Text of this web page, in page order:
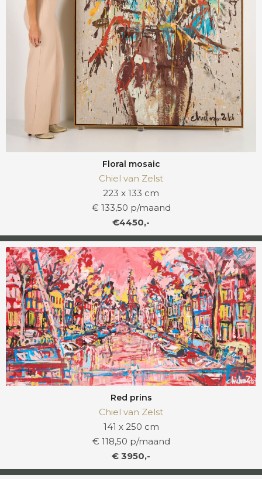
Floral mosaic
Chiel van Zelst
223 x 133 cm
€ 133,50 p/maand
€4450,-
Red prins
Chiel van Zelst
141 x 250 cm
€ 118,50 p/maand
€ 3950,-